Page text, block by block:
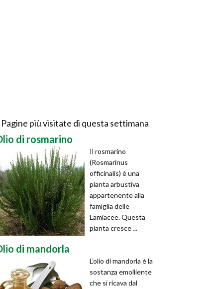
Pagine più visitate di questa settimana
di rosmarino
Il rosmarino
(Rosmarinus
officinalis) è una
pianta arbustiva
appartenente alla
famiglia delle
Lamiacee. Questa
pianta cresce ...
di mandorla
L’olio di mandorla è la
sostanza emolliente
che si ricava dal